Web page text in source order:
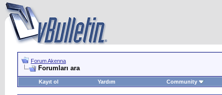
Forum Akenna
Forumları ara
Kayıt ol Yardım Community